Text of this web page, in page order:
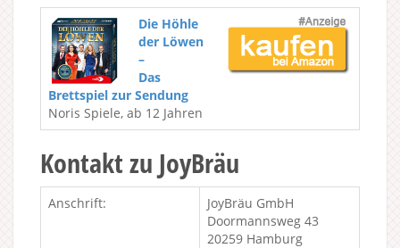
Die Höhle
der Löwen
–
Das
Brettspiel zur Sendung
Noris Spiele, ab 12 Jahren
Kontakt zu JoyBräu
Anschrift:
JoyBräu GmbH
Doormannsweg 43
20259 Hamburg